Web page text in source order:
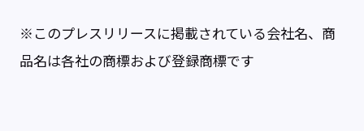
※このプレスリリースに掲載されている会社名、商
品名は各社の商標および登録商標です